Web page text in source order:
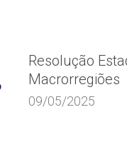
Resolução
Macrorregiões
09/05/2025